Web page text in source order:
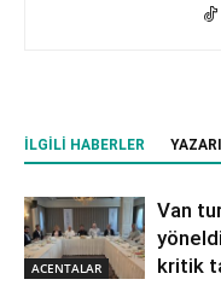
İLGILI HABERLER
ACENTALAR
Van
kritik